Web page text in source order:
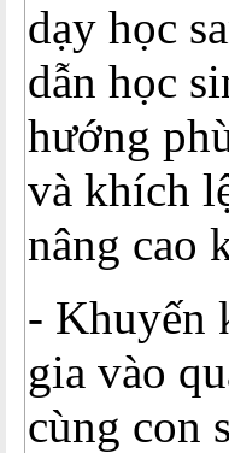
dạy học
dẫn học
hướng
và khích
nâng cao
- Khuyến
gia vào
cùng con